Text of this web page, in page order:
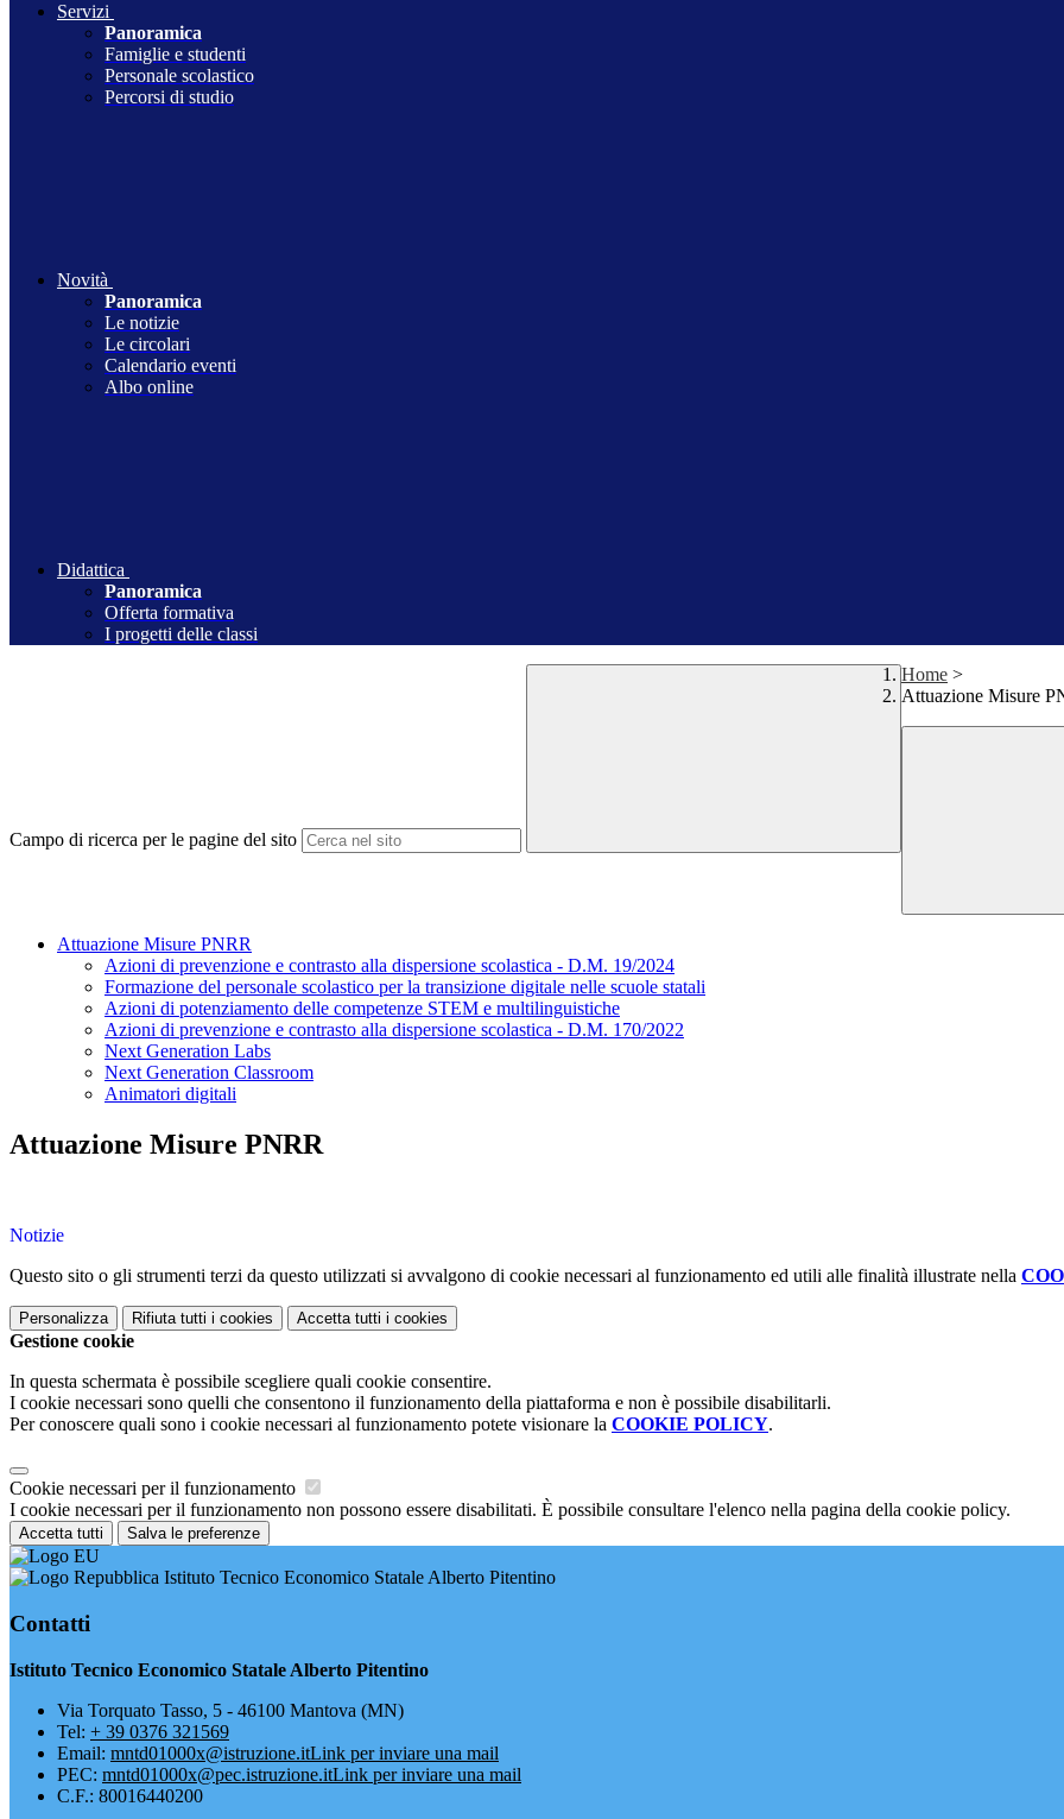
Servizi
Panoramica
Famiglie e studenti
Personale scolastico
Percorsi di studio
Novità
Panoramica
Le notizie
Le circolari
Calendario eventi
Albo online
Didattica
Panoramica
Offerta formativa
I progetti delle classi
Campo di ricerca per le pagine del sito
Home >
Attuazione Misure
Attuazione Misure PNRR
Azioni di prevenzione e contrasto alla dispersione scolastica - D.M. 19/2024
Formazione del personale scolastico per la transizione digitale nelle scuole statali
Azioni di potenziamento delle competenze STEM e multilinguistiche
Azioni di prevenzione e contrasto alla dispersione scolastica - D.M. 170/2022
Next Generation Labs
Next Generation Classroom
Animatori digitali
Attuazione Misure PNRR
Notizie
Questo sito o gli strumenti terzi da questo utilizzati si avvalgono di cookie necessari al funzionamento ed utili alle finalità illustrate nella
Personalizza Rifiuta tutti i cookies Accetta tutti i cookies
Gestione cookie
In questa schermata è possibile scegliere quali cookie consentire.
I cookie necessari sono quelli che consentono il funzionamento della piattaforma e non è possibile disabilitarli.
Per conoscere quali sono i cookie necessari al funzionamento potete visionare la COOKIE POLICY.
Cookie necessari per il funzionamento
I cookie necessari per il funzionamento non possono essere disabilitati. È possibile consultare l'elenco nella pagina della cookie policy.
Accetta tutti Salva le preferenze
Istituto Tecnico Economico Statale Alberto Pitentino
Contatti
Istituto Tecnico Economico Statale Alberto Pitentino
Via Torquato Tasso, 5 - 46100 Mantova (MN)
Tel: + 39 0376 321569
Email: mntd01000x@istruzione.itLink per inviare una mail
PEC: mntd01000x@pec.istruzione.itLink per inviare una mail
C.F.: 80016440200